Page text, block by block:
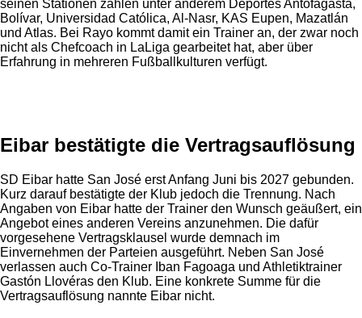
seinen Stationen zählen unter anderem Deportes Antofagasta,
Bolívar, Universidad Católica, Al-Nasr, KAS Eupen, Mazatlán
und Atlas. Bei Rayo kommt damit ein Trainer an, der zwar noch
nicht als Chefcoach in LaLiga gearbeitet hat, aber über
Erfahrung in mehreren Fußballkulturen verfügt.
Eibar bestätigte die Vertragsauflösung
SD Eibar hatte San José erst Anfang Juni bis 2027 gebunden.
Kurz darauf bestätigte der Klub jedoch die Trennung. Nach
Angaben von Eibar hatte der Trainer den Wunsch geäußert, ein
Angebot eines anderen Vereins anzunehmen. Die dafür
vorgesehene Vertragsklausel wurde demnach im
Einvernehmen der Parteien ausgeführt. Neben San José
verlassen auch Co-Trainer Iban Fagoaga und Athletiktrainer
Gastón Llovéras den Klub. Eine konkrete Summe für die
Vertragsauflösung nannte Eibar nicht.